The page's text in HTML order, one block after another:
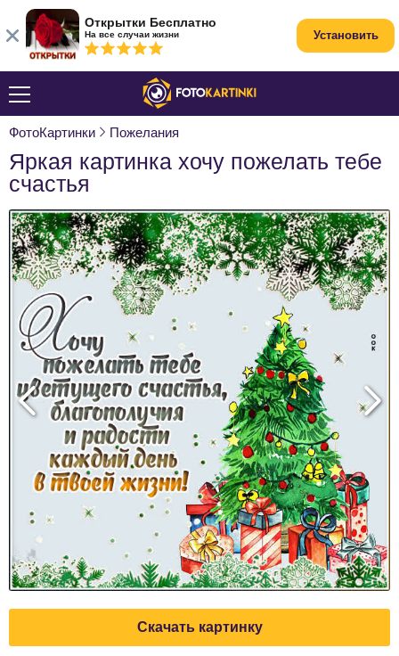
ФотоКартинки Пожелания
Яркая картинка хочу пожелать тебе
счастья
Скачать картинку
Открытки Бесплатно
На все случаи жизни Установить